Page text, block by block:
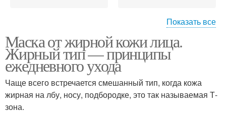
Тканевые маски Маски для жирной кожи
Гидрогелевая маска Маска для лица
Показать все
Маска от жирной кожи лица.
Жирный тип — принципы
ежедневного ухода
Чаще всего встречается смешанный тип, когда кожа
жирная на лбу, носу, подбородке, это так называемая Т-
зона.